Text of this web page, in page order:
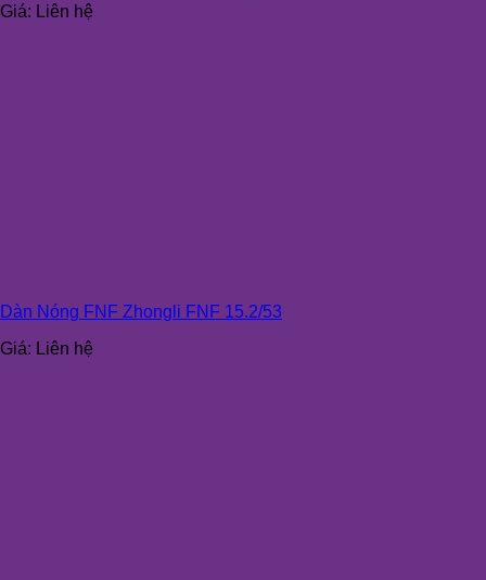
Giá: Liên hệ
Dàn Nóng FNF Zhongli FNF 15.2/53
Giá: Liên hệ